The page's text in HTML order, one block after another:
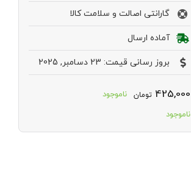
گارانتی اصالت و سلامت کالا
آماده ارسال
بروز رسانی قیمت: 23 دسامبر, 2025
425,000 تومان
ناموجود
ناموجود